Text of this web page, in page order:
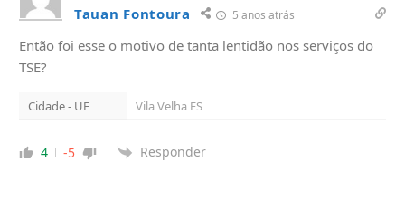
Tauan Fontoura 5 anos atrás
Então foi esse o motivo de tanta lentidão nos serviços do
TSE?
Cidade - UF Vila Velha ES
4 -5 Responder